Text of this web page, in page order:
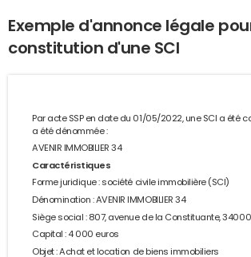
Exemple d'annonce légale
constitution d'une SCI
Par acte SSP en date du 01/05/2022, une SCI a été
a été dénommée :
AVENIR IMMOBILIER 34
Caractéristiques
Forme juridique : société civile immobilière (SCI)
Dénomination : AVENIR IMMOBILIER 34
Siège social : 807, avenue de la Constituante,
Capital : 4 000 euros
Objet : Achat et location de biens immobiliers